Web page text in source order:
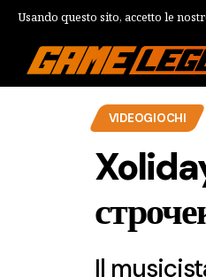
Usando questo sito, accetto le
VIDEOGIOCHI
Il